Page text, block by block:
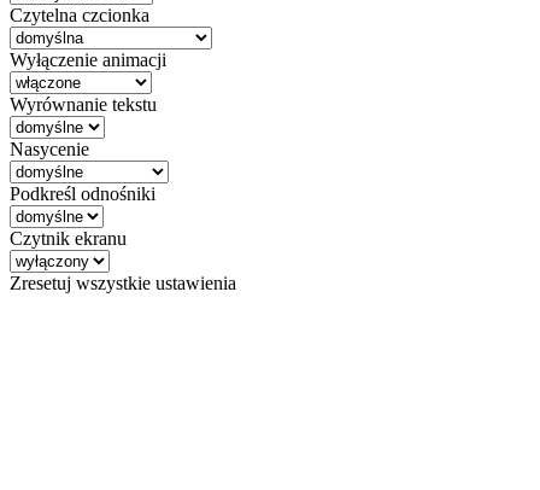
Czytelna czcionka
Wyłączenie animacji
Wyrównanie tekstu
Nasycenie
Podkreśl odnośniki
Czytnik ekranu
Zresetuj wszystkie ustawienia